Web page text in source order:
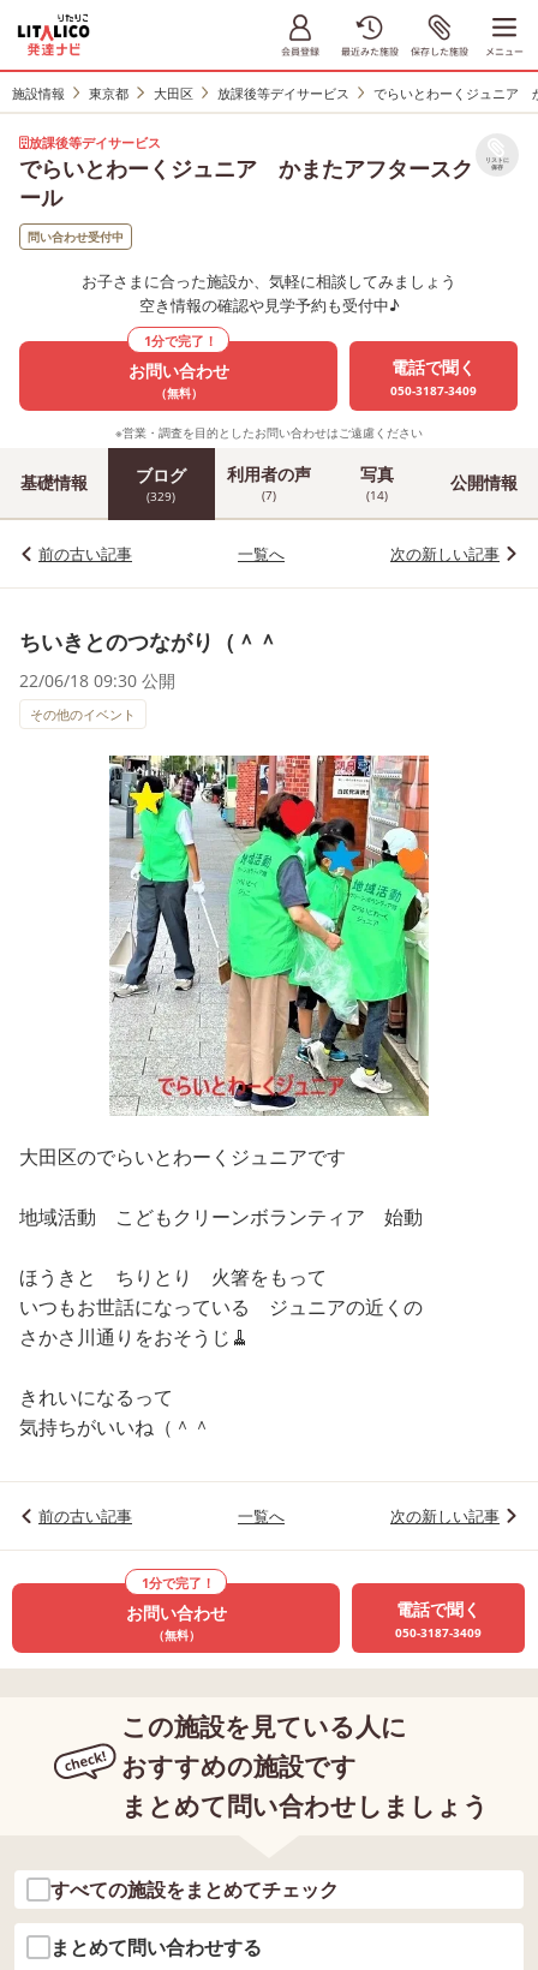
施設情報 東京都 大田区 放課後等デイサービス でらいとわーくジュニア
放課後等デイサービス
でらいとわーくジュニア かまたアフタースク
ール
リストに
保存
問い合わせ受付中
お子さまに合った施設か、気軽に相談してみましょう
空き情報の確認や見学予約も受付中♪
1分で完了！
お問い合わせ
（無料）
電話で聞く
050-3187-3409
※営業・調査を目的としたお問い合わせはご遠慮ください
基礎情報 ブログ
(329)
利用者の声
(7)
写真
(14)
公開情報
前の古い記事 一覧へ 次の新しい記事
ちいきとのつながり（＾＾
22/06/18 09:30 公開
その他のイベント
大田区のでらいとわーくジュニアです
地域活動 こどもクリーンボランティア 始動
ほうきと ちりとり 火箸をもって
いつもお世話になっている ジュニアの近くの
さかさ川通りをおそうじ🧹
きれいになるって
気持ちがいいね（＾＾
前の古い記事 一覧へ 次の新しい記事
1分で完了！
お問い合わせ
（無料）
電話で聞く
050-3187-3409
この施設を見ている人に
おすすめの施設です
まとめて問い合わせしましょう
すべての施設をまとめてチェック
まとめて問い合わせする